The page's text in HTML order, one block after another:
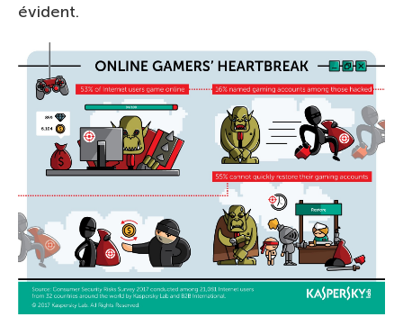
évident.